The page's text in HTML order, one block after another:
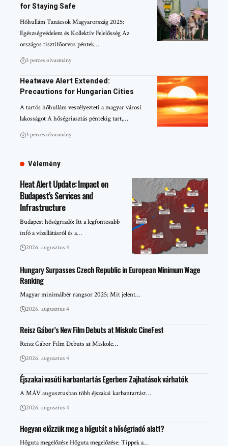
for Staying Safe
Hőhullám Tanácsok Magyarország 2025:
Egészségvédelem és Kollektív Felelősség Az
országos tisztifőorvos péntek…
3 perces olvasmány
Heatwave Alert Extended:
Precautions for Hungarian Cities
A tartós hőhullám veszélyezteti a magyar városi
lakosságot A hőségriasztás péntekig tart,…
3 perces olvasmány
Vélemény
Heat Alert Update: Impact on
Budapest’s Services and
Infrastructure
Budapest hőségriadó: Itt a legfontosabb
infó a vízellátásról és a…
2026. augusztus 4
Hungary Surpasses Czech Republic in European Minimum Wage
Ranking
Magyar minimálbér rangsor 2025: Mit jelent…
2026. augusztus 4
Reisz Gábor’s New Film Debuts at Miskolc CineFest
Reisz Gábor Film Debuts at Miskolc…
2026. augusztus 4
Éjszakai vasúti karbantartás Egerben: Zajhatások várhatók
A MÁV augusztusban több éjszakai karbantartást…
2026. augusztus 4
Hogyan előzzük meg a hőgutát a hőségriadó alatt?
Hőguta megelőzése Hőguta megelőzése: Tippek a…